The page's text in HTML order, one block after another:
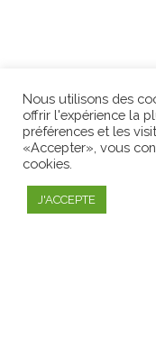
Nous utilisons des
offrir l'expérience la
préférences et les
«Accepter», vous
cookies.
J'ACCEPTE